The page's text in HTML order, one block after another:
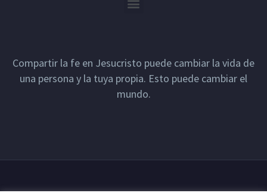
Compartir la fe en Jesucristo puede cambiar la vida de
una persona y la tuya propia. Esto puede cambiar el
mundo.